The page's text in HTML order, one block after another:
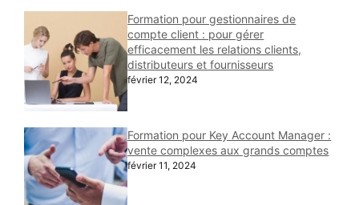
Formation pour gestionnaires de
compte client : pour gérer
efficacement les relations clients,
distributeurs et fournisseurs
février 12, 2024
Formation pour Key Account Manager :
vente complexes aux grands comptes
février 11, 2024